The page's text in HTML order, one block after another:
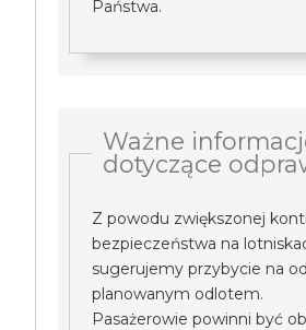
Państwa.
Ważne
dotyczące
Z powodu zwiększonej
bezpieczeństwa na
sugerujemy przybycie na
planowanym odlotem.
Pasażerowie powinni być